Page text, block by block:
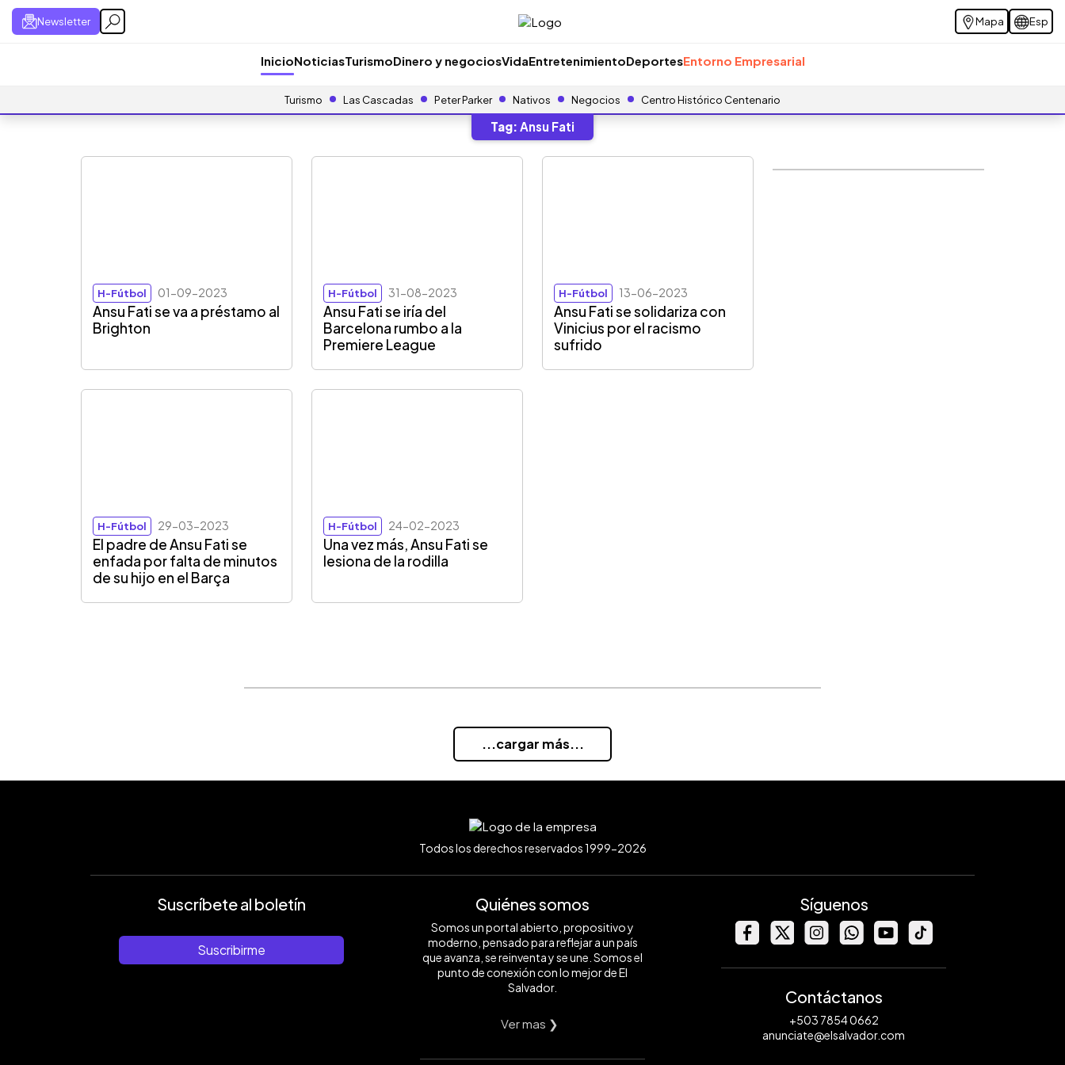
Newsletter Mapa Esp
InicioNoticiasTurismoDinero y negociosVidaEntretenimientoDeportesEntorno Empresarial
Turismo Las Cascadas Peter Parker Nativos Negocios Centro Histórico Centenario
Tag: Ansu Fati
H-Fútbol 01-09-2023
Ansu Fati se va a préstamo al
Brighton
H-Fútbol 31-08-2023
Ansu Fati se iría del
Barcelona rumbo a la
Premiere League
H-Fútbol 13-06-2023
Ansu Fati se solidariza con
Vinicius por el racismo
sufrido
H-Fútbol 29-03-2023
El padre de Ansu Fati se
enfada por falta de minutos
de su hijo en el Barça
H-Fútbol 24-02-2023
Una vez más, Ansu Fati se
lesiona de la rodilla
...cargar más...
Todos los derechos reservados 1999-2026
Suscríbete al boletín
Suscribirme
Quiénes somos
Somos un portal abierto, propositivo y
moderno, pensado para reflejar a un país
que avanza, se reinventa y se une. Somos el
punto de conexión con lo mejor de El
Salvador.
Ver mas ❯
Síguenos
Contáctanos
+503 7854 0662
anunciate@elsalvador.com